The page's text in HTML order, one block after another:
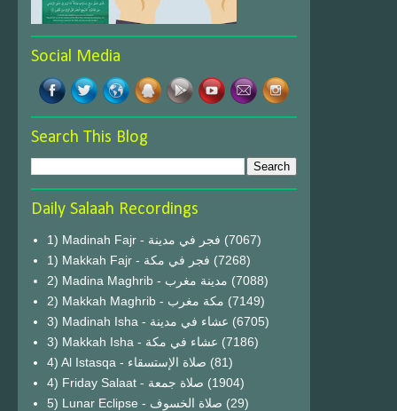
Social Media
Search This Blog
Daily Salaah Recordings
1) Madinah Fajr - فجر في مدينة (7067)
1) Makkah Fajr - فجر في مكة (7268)
2) Madina Maghrib - مدينة مغرب (7088)
2) Makkah Maghrib - مكة مغرب (7149)
3) Madinah Isha - عشاء في مدينة (6705)
3) Makkah Isha - عشاء في مكة (7186)
4) Al Istasqa - صلاة الإستسقاء (81)
4) Friday Salaat - صلاة جمعة (1904)
5) Lunar Eclipse - صلاة الخسوف (29)